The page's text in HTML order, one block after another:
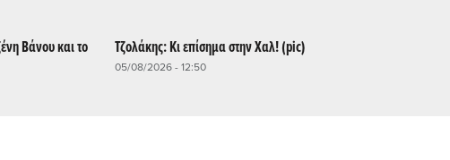
Βάνου και το
Τζολάκης: Κι επίσημα στην Χαλ! (pic)
05/08/2026 - 12:50